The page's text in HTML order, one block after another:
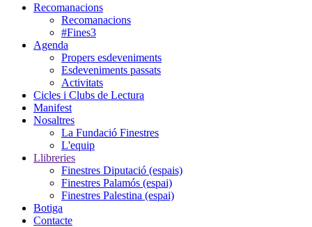
Recomanacions
Recomanacions
#Fines3
Agenda
Propers esdeveniments
Esdeveniments passats
Activitats
Cicles i Clubs de Lectura
Manifest
Nosaltres
La Fundació Finestres
L'equip
Llibreries
Finestres Diputació (espais)
Finestres Palamós (espai)
Finestres Palestina (espai)
Botiga
Contacte